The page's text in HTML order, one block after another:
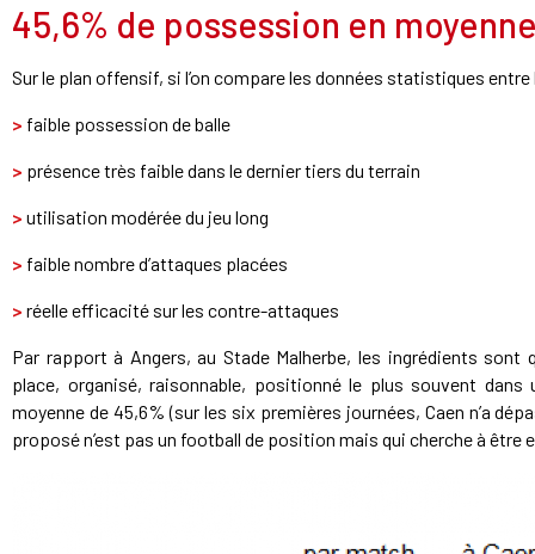
45,6% de possession en
Sur le plan offensif, si l’on compare les données statistiques
> faible possession de balle
> présence très faible dans le dernier tiers du terrain
> utilisation modérée du jeu long
> faible nombre d’attaques placées
> réelle efficacité sur les contre-attaques
Par rapport à Angers, au Stade Malherbe, les ingrédients
place, organisé, raisonnable, positionné le plus souvent
moyenne de 45,6% (sur les six premières journées, Caen n’a
proposé n’est pas un football de position mais qui cherche à